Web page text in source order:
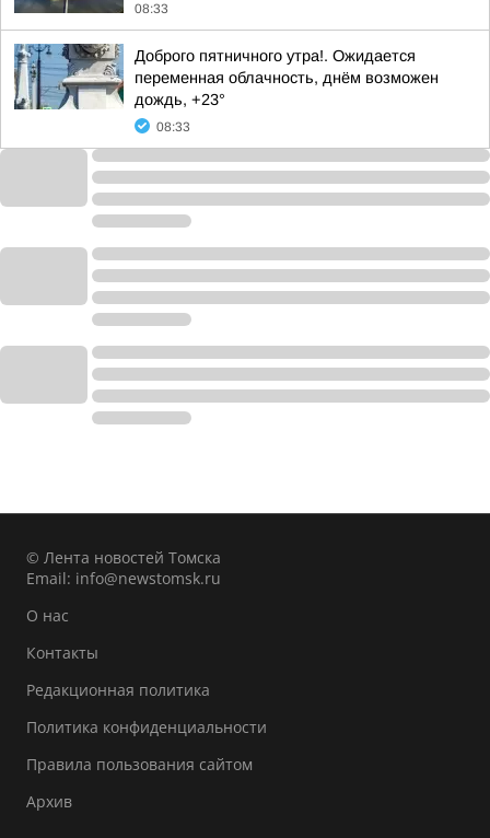
08:33
Доброго пятничного утра!. Ожидается
переменная облачность, днём возможен
дождь, +23°
08:33
© Лента новостей Томска
Email: info@newstomsk.ru
О нас
Контакты
Редакционная политика
Политика конфиденциальности
Правила пользования сайтом
Архив